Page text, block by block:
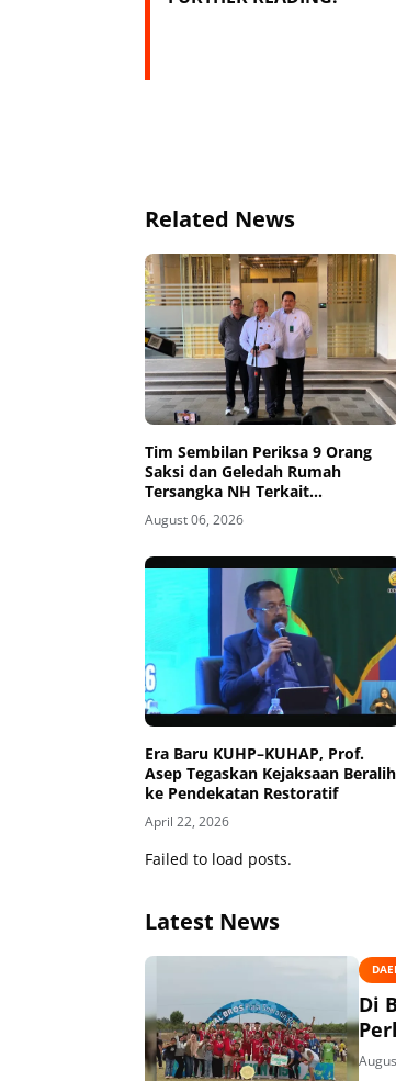
Related News
Tim Sembilan Periksa 9 Orang
Saksi dan Geledah Rumah
Tersangka NH Terkait
Penanganan Perkara FA
August 06, 2026
Era Baru KUHP–KUHAP, Prof.
Asep Tegaskan Kejaksaan Beralih
ke Pendekatan Restoratif
April 22, 2026
Failed to load posts.
Latest News
Di